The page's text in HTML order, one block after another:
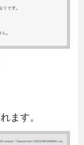
ます。